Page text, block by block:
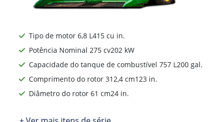
Tipo de motor 6,8 L415 cu in.
Potência Nominal 275 cv202 kW
Capacidade do tanque de combustível 757 L200 gal.
Comprimento do rotor 312,4 cm123 in.
Diâmetro do rotor 61 cm24 in.